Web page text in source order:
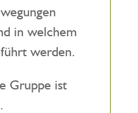
in welchem
werden.
Gruppe ist